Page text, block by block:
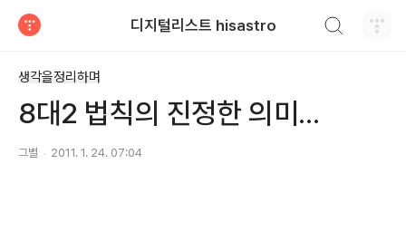
디지털리스트 hisastro
생각을정리하며
8대2 법칙의 진정한 의미...
그별 2011. 1. 24. 07:04